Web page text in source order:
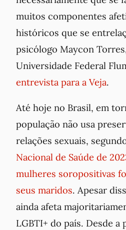
muitos componentes
históricos que se
psicólogo Maycon
Universidade Federal
entrevista para a Veja.
Até hoje no Brasil, em
população não usa
relações sexuais,
Nacional de Saúde de
mulheres soropositivas
seus maridos. Apesar
ainda afeta
LGBTI+ do país. Desde a